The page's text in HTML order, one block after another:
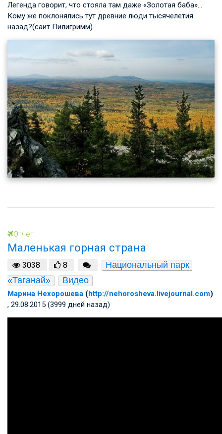
Легенда говорит, что стояла там даже «Золотая баба»…
Кому же поклонялись тут древние люди тысячелетия
назад?(саит Пилигримм)
Отчет
Маленькая горная страна
3038 8
Национальный парк
«Таганай»
Видео
Марина Нехорошева (http://nehorosheva.livejournal.com)
, 29.08.2015 (3999 дней назад)